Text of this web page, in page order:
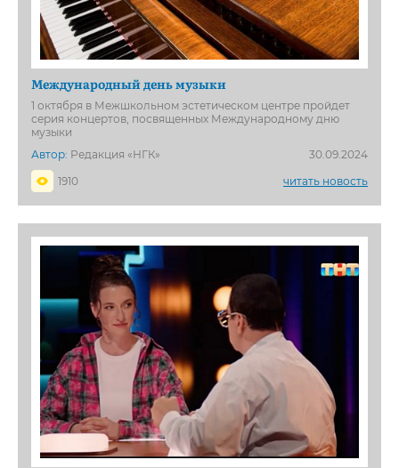
Международный день музыки
1 октября в Межшкольном эстетическом центре пройдет
серия концертов, посвященных Международному дню
музыки
Автор: Редакция «НГК»
30.09.2024
1910
читать новость